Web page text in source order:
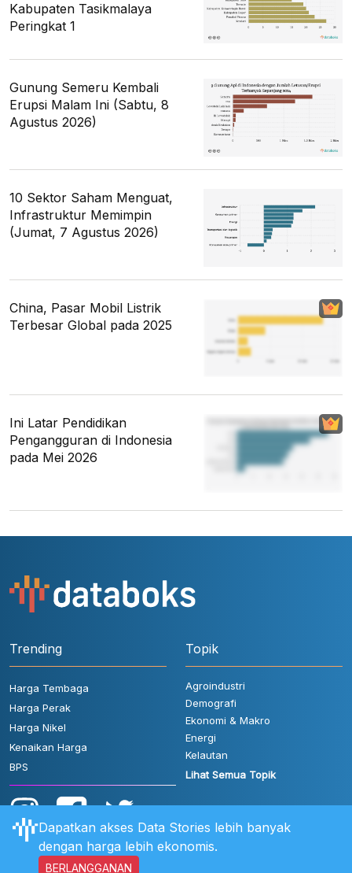
Kabupaten Tasikmalaya
Peringkat 1
Gunung Semeru Kembali
Erupsi Malam Ini (Sabtu, 8
Agustus 2026)
10 Sektor Saham Menguat,
Infrastruktur Memimpin
(Jumat, 7 Agustus 2026)
China, Pasar Mobil Listrik
Terbesar Global pada 2025
Ini Latar Pendidikan
Pengangguran di Indonesia
pada Mei 2026
Trending
Harga Tembaga
Harga Perak
Harga Nikel
Kenaikan Harga
BPS
Topik
Agroindustri
Demografi
Ekonomi & Makro
Energi
Kelautan
Lihat Semua Topik
Dapatkan akses Data Stories lebih banyak
dengan harga lebih ekonomis.
BERLANGGANAN